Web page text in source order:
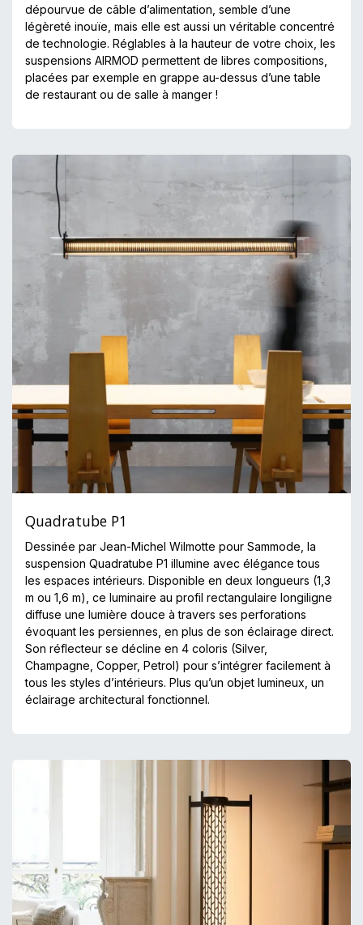
dépourvue de câble d’alimentation, semble d’une
légèreté inouïe, mais elle est aussi un véritable concentré
de technologie. Réglables à la hauteur de votre choix, les
suspensions AIRMOD permettent de libres compositions,
placées par exemple en grappe au-dessus d’une table
de restaurant ou de salle à manger !
Quadratube P1
Dessinée par Jean-Michel Wilmotte pour Sammode, la
suspension Quadratube P1 illumine avec élégance tous
les espaces intérieurs. Disponible en deux longueurs (1,3
m ou 1,6 m), ce luminaire au profil rectangulaire longiligne
diffuse une lumière douce à travers ses perforations
évoquant les persiennes, en plus de son éclairage direct.
Son réflecteur se décline en 4 coloris (Silver,
Champagne, Copper, Petrol) pour s’intégrer facilement à
tous les styles d’intérieurs. Plus qu’un objet lumineux, un
éclairage architectural fonctionnel.